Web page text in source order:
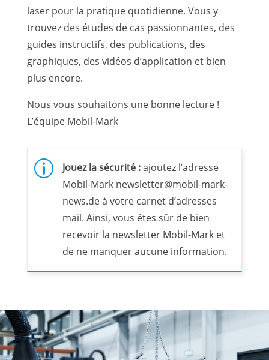
laser pour la pratique quotidienne. Vous y
trouvez des études de cas passionnantes, des
guides instructifs, des publications, des
graphiques, des vidéos d’application et bien
plus encore.
Nous vous souhaitons une bonne lecture !
L’équipe Mobil-Mark
p Jouez la sécurité :ajoutez l’adresse
Mobil-Mark newsletter@mobil-mark-
news.de à votre carnet d’adresses
mail. Ainsi, vous êtes sûr de bien
recevoir la newsletter Mobil-Mark et
de ne manquer aucune information.